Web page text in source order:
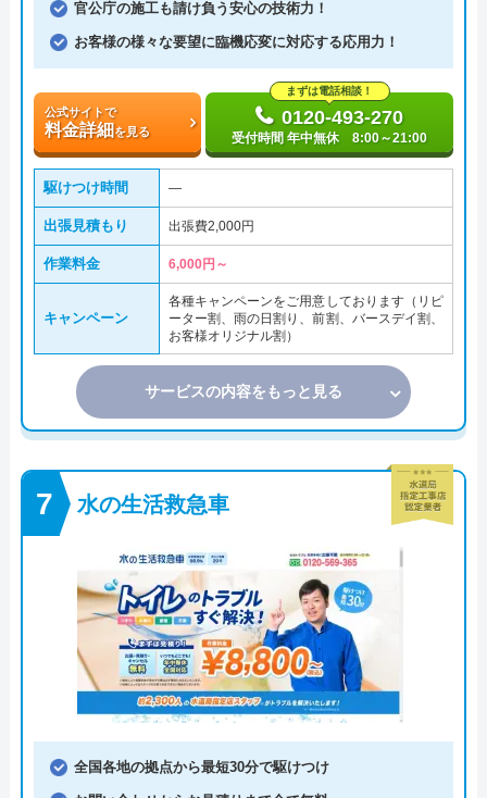
官公庁の施工も請け負う安心の技術力！
お客様の様々な要望に臨機応変に対応する応用力！
公式サイトで
料金詳細を見る
まずは電話相談！
0120-493-270
受付時間 年中無休 8:00～21:00
駆けつけ時間 ―
出張見積もり 出張費2,000円
作業料金 6,000円～
キャンペーン
各種キャンペーンをご用意しております（リピ
ーター割、雨の日割り、前割、バースデイ割、
お客様オリジナル割）
サービスの内容をもっと見る
水の生活救急車
全国各地の拠点から最短30分で駆けつけ